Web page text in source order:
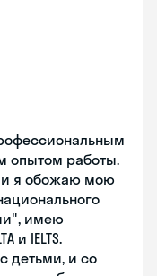
опытом работы.
и я обожаю мою
имею
и IELTS.
детьми, и со